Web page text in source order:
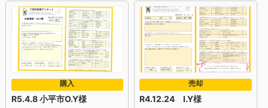
購入
R5.4.8 小平市O.Y様
売却
R4.12.24 I.Y様